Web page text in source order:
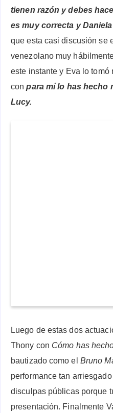
tienen razón y debes
es muy correcta y
que esta casi discusión se
venezolano muy
este instante y Eva lo
conpara mí lo has hecho
Lucy.
Luego de estas dos
Thony con Cómo has
bautizado como el Bruno
performance tan
disculpas públicas porque
presentación. Finalmente